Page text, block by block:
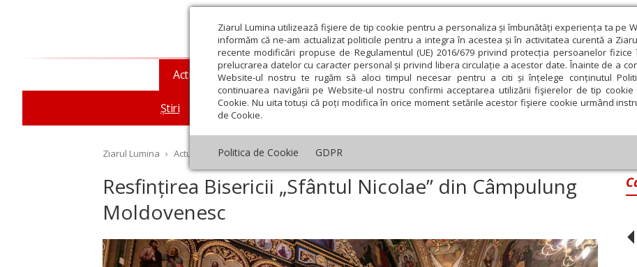
Ziarul Lumina utilizează fişiere de tip cookie pentru a personaliza și îmbunătăți experiența ta pe
informăm că ne-am actualizat politicile pentru a integra în acestea și în activitatea curentă a
recente modificări propuse de Regulamentul (UE) 2016/679 privind protecția persoanelor
prelucrarea datelor cu caracter personal și privind libera circulație a acestor date. Înainte de a
Website-ul nostru te rugăm să aloci timpul necesar pentru a citi și înțelege conținutul
continuarea navigării pe Website-ul nostru confirmi acceptarea utilizării fişierelor de tip cookie
Cookie. Nu uita totuși că poți modifica în orice moment setările acestor fişiere cookie urmând
de Cookie.
Politica de Cookie GDPR
Actualitate religioasă
Știri Mesaje și cuvântări An omagial Comunicate de presă Documentar
Teologie și spiritualitate Educaţie și Cultură Societate
Ziarul Lumina › Actualitate religioasă › Știri › Resfințirea Bisericii „Sfântul Nicolae” din Câmpulung Moldovenesc
Resfințirea Bisericii „Sfântul Nicolae” din Câmpulung
Moldovenesc
‹